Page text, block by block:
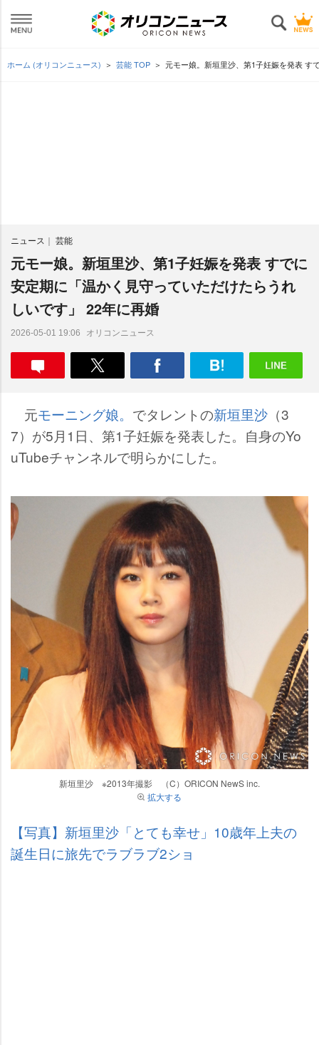
ホーム (オリコンニュース) 芸能 TOP 元モー娘。新垣里沙、第1子妊娠を発表 す
ニュース 芸能
元モー娘。新垣里沙、第1子妊娠を発表 すでに
安定期に「温かく見守っていただけたらうれ
しいです」 22年に再婚
2026-05-01 19:06 オリコンニュース
元モーニング娘。 でタレントの新垣里沙 （3
7）が5月1日、第1子妊娠を発表した。自身のYo
uTubeチャンネルで明らかにした。
新垣里沙 ※2013年撮影 （C）ORICON NewS inc.
拡大する
【写真】新垣里沙「とても幸せ」10歳年上夫の
誕生日に旅先でラブラブ2ショ